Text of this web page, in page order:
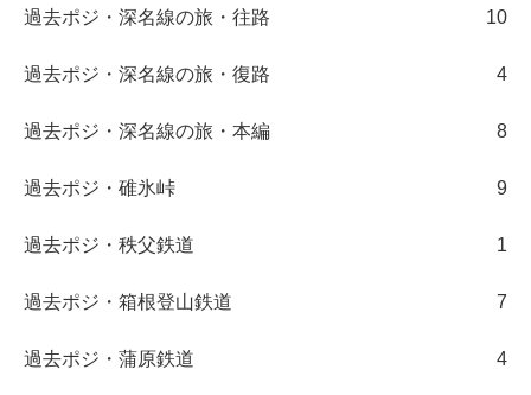
過去ポジ・深名線の旅・往路 10
過去ポジ・深名線の旅・復路 4
過去ポジ・深名線の旅・本編 8
過去ポジ・碓氷峠 9
過去ポジ・秩父鉄道 1
過去ポジ・箱根登山鉄道 7
過去ポジ・蒲原鉄道 4